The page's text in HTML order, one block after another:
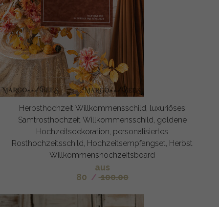
Herbsthochzeit Willkommensschild, luxuriöses
Samtrosthochzeit Willkommensschild, goldene
Hochzeitsdekoration, personalisiertes
Rosthochzeitsschild, Hochzeitsempfangset, Herbst
Willkommenshochzeitsboard
aus
80 / 100.00